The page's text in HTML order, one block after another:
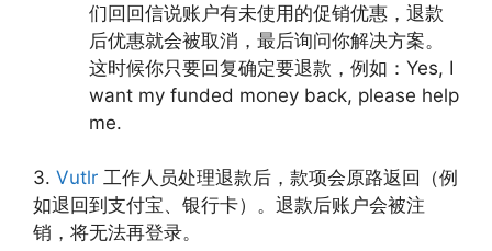
们回回信说账户有未使用的促销优惠，退款
后优惠就会被取消，最后询问你解决方案。
这时候你只要回复确定要退款，例如：Yes, I
want my funded money back, please help
me.
3. Vutlr 工作人员处理退款后，款项会原路返回（例
如退回到支付宝、银行卡）。退款后账户会被注
销，将无法再登录。